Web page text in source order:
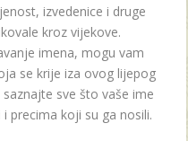
izvedenice i druge
kroz vijekove.
imena, mogu vam
se krije iza ovog lijepog
sve što vaše ime
precima koji su ga nosili.